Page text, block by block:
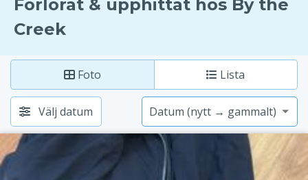
Förlorat & upphittat hos By the
Creek
Foto Lista
Välj datum